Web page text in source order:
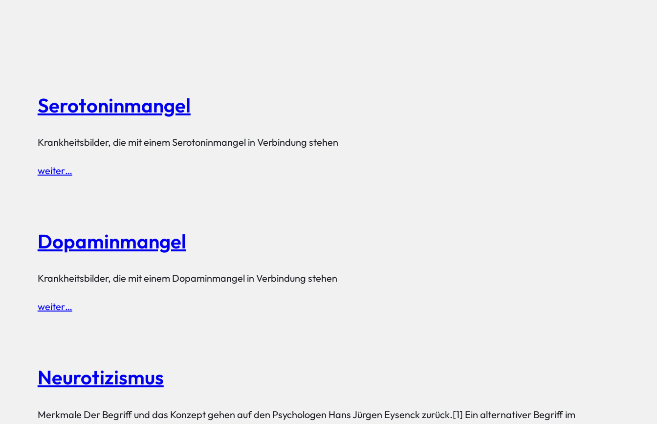
Serotoninmangel
Krankheitsbilder, die mit einem Serotoninmangel in Verbindung stehen
weiter…
Dopaminmangel
Krankheitsbilder, die mit einem Dopaminmangel in Verbindung stehen
weiter…
Neurotizismus
Merkmale Der Begriff und das Konzept gehen auf den Psychologen Hans Jürgen Eysenck zurück.[1] Ein alternativer Begriff im